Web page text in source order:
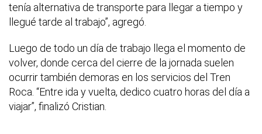
tenía alternativa de transporte para llegar a tiempo y
llegué tarde al trabajo”, agregó.
Luego de todo un día de trabajo llega el momento de
volver, donde cerca del cierre de la jornada suelen
ocurrir también demoras en los servicios del Tren
Roca. “Entre ida y vuelta, dedico cuatro horas del día a
viajar”, finalizó Cristian.